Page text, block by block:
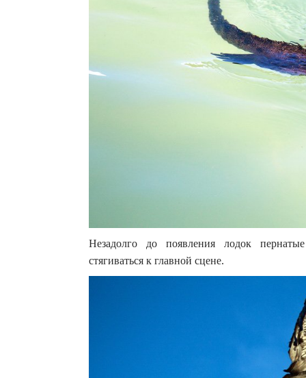
Незадолго до появления лодок
стягиваться к главной сцене.